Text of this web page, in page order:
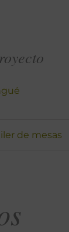
de mesas